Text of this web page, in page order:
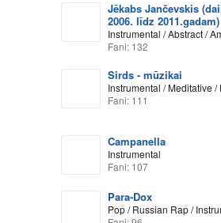
Jēkabs Jančevskis
2006. līdz 2011.gadam)
Instrumental / Abstract /
Fani: 132
Sirds - mūzikai
Instrumental / Meditative /
Fani: 111
Campanella
Instrumental
Fani: 107
Para-Dox
Pop / Russian Rap /